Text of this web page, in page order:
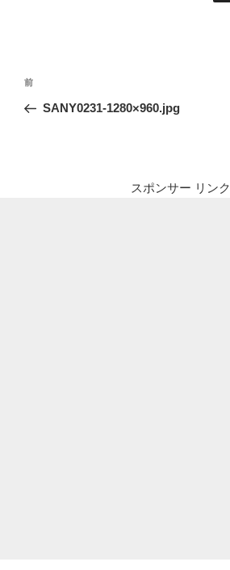
投
ナ
前
の
前
SANY0231-1280×960.jpg
スポンサー リンク